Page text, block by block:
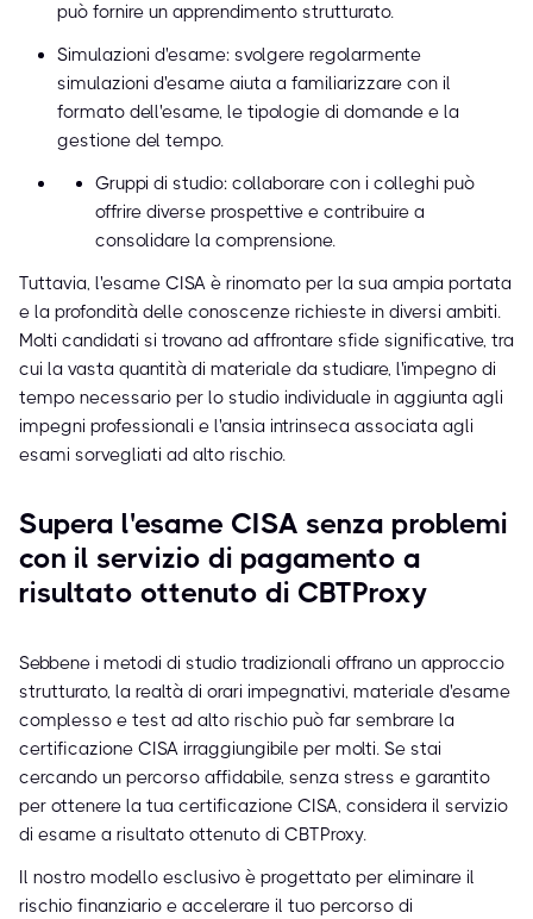
può fornire un apprendimento strutturato.
Simulazioni d'esame: svolgere regolarmente
simulazioni d'esame aiuta a familiarizzare con il
formato dell'esame, le tipologie di domande e la
gestione del tempo.
Gruppi di studio: collaborare con i colleghi può
offrire diverse prospettive e contribuire a
consolidare la comprensione.
Tuttavia, l'esame CISA è rinomato per la sua ampia portata
e la profondità delle conoscenze richieste in diversi ambiti.
Molti candidati si trovano ad affrontare sfide significative, tra
cui la vasta quantità di materiale da studiare, l'impegno di
tempo necessario per lo studio individuale in aggiunta agli
impegni professionali e l'ansia intrinseca associata agli
esami sorvegliati ad alto rischio.
Supera l'esame CISA senza problemi
con il servizio di pagamento a
risultato ottenuto di CBTProxy
Sebbene i metodi di studio tradizionali offrano un approccio
strutturato, la realtà di orari impegnativi, materiale d'esame
complesso e test ad alto rischio può far sembrare la
certificazione CISA irraggiungibile per molti. Se stai
cercando un percorso affidabile, senza stress e garantito
per ottenere la tua certificazione CISA, considera il servizio
di esame a risultato ottenuto di CBTProxy.
Il nostro modello esclusivo è progettato per eliminare il
rischio finanziario e accelerare il tuo percorso di